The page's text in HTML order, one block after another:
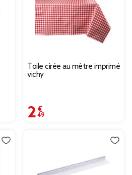
Toile cirée au mètre imprimé
vichy
2,49 €